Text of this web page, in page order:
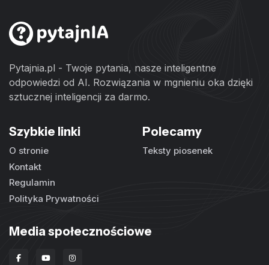
Pytajnia.pl - Twoje pytania, nasze inteligentne
odpowiedzi od AI. Rozwiązania w mgnieniu oka dzięki
sztucznej inteligencji za darmo.
Szybkie linki
O stronie
Kontakt
Regulamin
Polityka Prywatności
Polecamy
Teksty piosenek
Media społecznościowe